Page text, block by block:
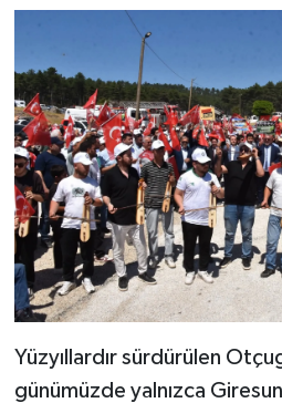
Yüzyıllardır sürdürülen
günümüzde yalnızca